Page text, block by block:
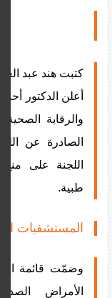
كتبت هند عبد
أعلن الدكتور
الصادرة عن
اللجنة على
طبية.
المستشفيات
وضمّت قائمة
الأمراض